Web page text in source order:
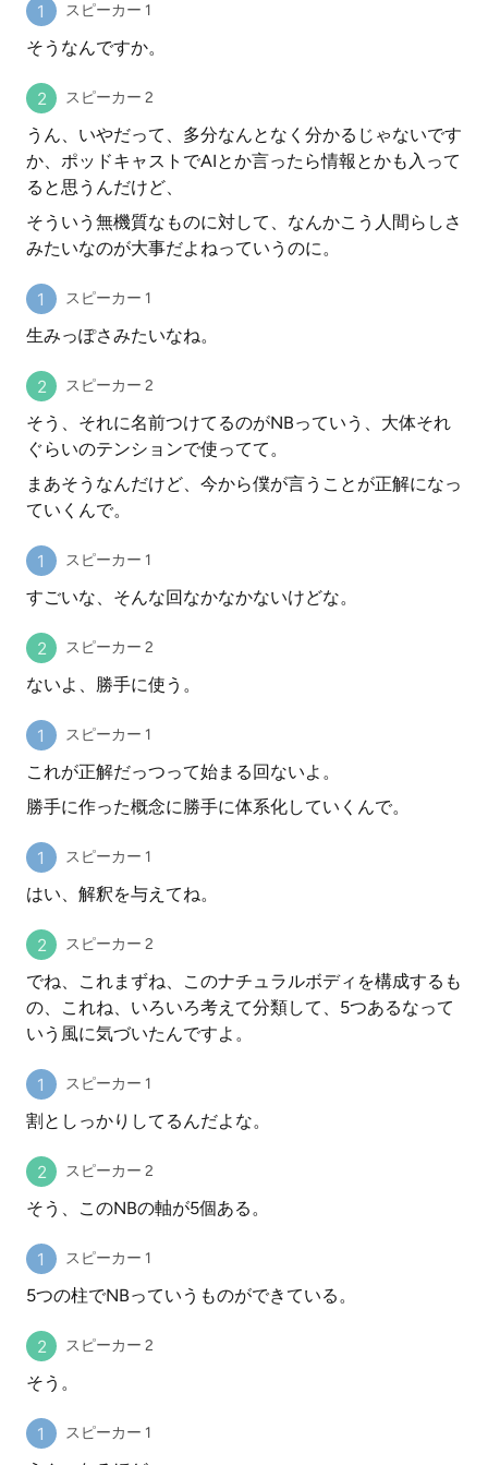
スピーカー 1
そうなんですか。
スピーカー 2
うん、いやだって、多分なんとなく分かるじゃないです
か、ポッドキャストでAIとか言ったら情報とかも入って
ると思うんだけど、
そういう無機質なものに対して、なんかこう人間らしさ
みたいなのが大事だよねっていうのに。
スピーカー 1
生みっぽさみたいなね。
スピーカー 2
そう、それに名前つけてるのがNBっていう、大体それ
ぐらいのテンションで使ってて。
まあそうなんだけど、今から僕が言うことが正解になっ
ていくんで。
スピーカー 1
すごいな、そんな回なかなかないけどな。
スピーカー 2
ないよ、勝手に使う。
スピーカー 1
これが正解だっつって始まる回ないよ。
勝手に作った概念に勝手に体系化していくんで。
スピーカー 1
はい、解釈を与えてね。
スピーカー 2
でね、これまずね、このナチュラルボディを構成するも
の、これね、いろいろ考えて分類して、5つあるなって
いう風に気づいたんですよ。
スピーカー 1
割としっかりしてるんだよな。
スピーカー 2
そう、このNBの軸が5個ある。
スピーカー 1
5つの柱でNBっていうものができている。
スピーカー 2
そう。
スピーカー 1